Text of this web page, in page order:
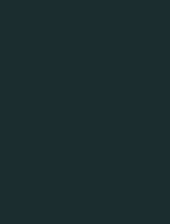
Grund:
Grund: